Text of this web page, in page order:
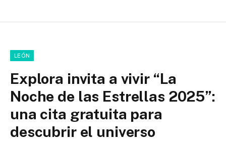
LEÓN
Explora invita a vivir “La
Noche de las Estrellas 2025”:
una cita gratuita para
descubrir el universo